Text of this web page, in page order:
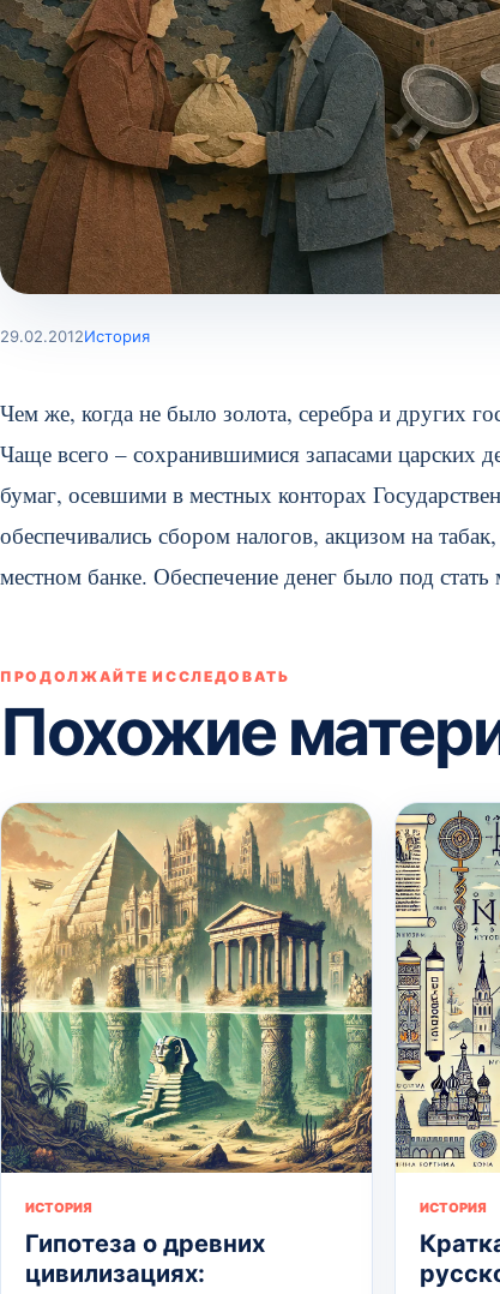
29.02.2012История
Чем же, когда не было золота, серебра и других
Чаще всего – сохранившимися запасами царских
бумаг, осевшими в местных конторах
обеспечивались сбором налогов, акцизом на
местном банке. Обеспечение денег было под
ПРОДОЛЖАЙТЕ ИССЛЕДОВАТЬ
Похожие
ИСТОРИЯ
Гипотеза о древних
цивилизациях:
ИСТОРИЯ